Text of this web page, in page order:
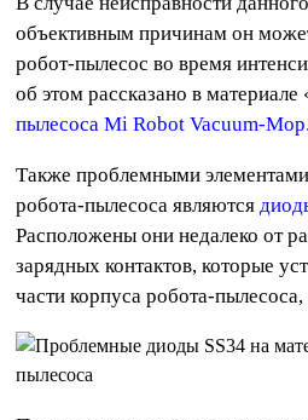
объективным причинам он
робот-пылесос во время
об этом рассказано в материале
пылесоса Mi Robot Vacuum-
Также проблемными
робота-пылесоса являются
Расположены они недалеко от
зарядных контактов, которые
части корпуса робота-